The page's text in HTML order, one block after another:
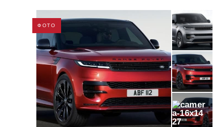
ФОТО
27